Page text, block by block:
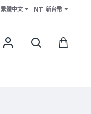
繁體中文 NT 新台幣